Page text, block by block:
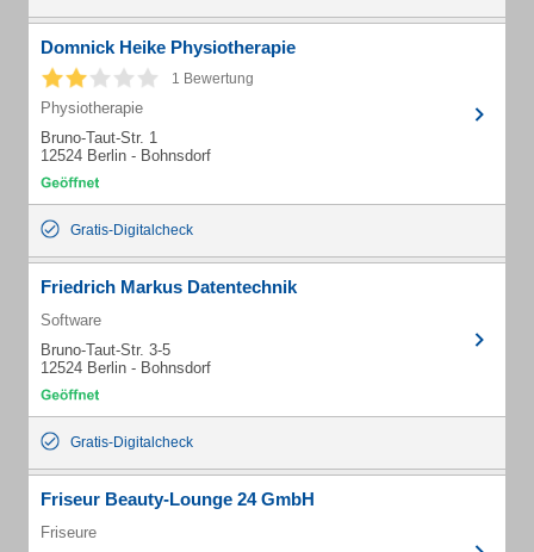
Domnick Heike Physiotherapie
1 Bewertung
Physiotherapie
Bruno-Taut-Str. 1
12524 Berlin - Bohnsdorf
Gratis-Digitalcheck
Friedrich Markus Datentechnik
Software
Bruno-Taut-Str. 3-5
12524 Berlin - Bohnsdorf
Gratis-Digitalcheck
Friseur Beauty-Lounge 24 GmbH
Friseure